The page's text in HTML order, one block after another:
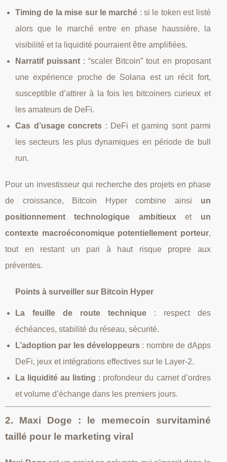
Timing de la mise sur le marché : si le token est listé
alors que le marché entre en phase haussière, la
visibilité et la liquidité pourraient être amplifiées.
Narratif puissant : “scaler Bitcoin” tout en proposant
une expérience proche de Solana est un récit fort,
susceptible d’attirer à la fois les bitcoiners curieux et
les amateurs de DeFi.
Cas d’usage concrets : DeFi et gaming sont parmi
les secteurs les plus dynamiques en période de bull
run.
Pour un investisseur qui recherche des projets en phase
de croissance, Bitcoin Hyper combine ainsi un
positionnement technologique ambitieuxet un
contexte macroéconomique potentiellement porteur,
tout en restant un pari à haut risque propre aux
préventes.
Points à surveiller sur Bitcoin Hyper
La feuille de route technique: respect des
échéances, stabilité du réseau, sécurité.
L’adoption par les développeurs : nombre de dApps
DeFi, jeux et intégrations effectives sur le Layer‑2.
La liquidité au listing : profondeur du carnet d’ordres
et volume d’échange dans les premiers jours.
2. Maxi Doge : le memecoin survitaminé
taillé pour le marketing viral